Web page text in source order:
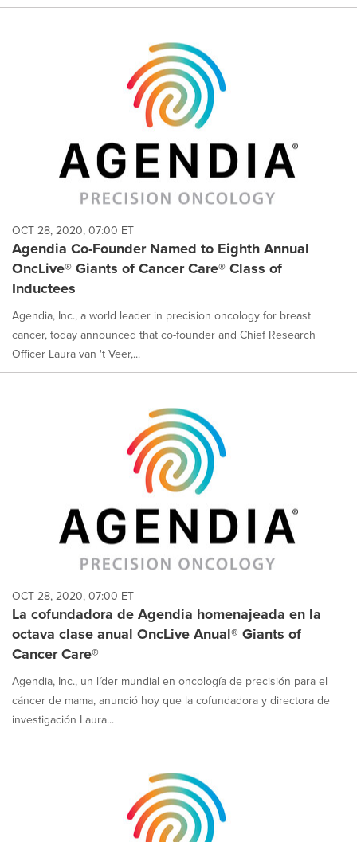
OCT 28, 2020, 07:00 ET
Agendia Co-Founder Named to Eighth Annual
OncLive® Giants of Cancer Care® Class of
Inductees
Agendia, Inc., a world leader in precision oncology for breast
cancer, today announced that co-founder and Chief Research
Officer Laura van 't Veer,...
OCT 28, 2020, 07:00 ET
La cofundadora de Agendia homenajeada en la
octava clase anual OncLive Anual® Giants of
Cancer Care®
Agendia, Inc., un líder mundial en oncología de precisión para el
cáncer de mama, anunció hoy que la cofundadora y directora de
investigación Laura...